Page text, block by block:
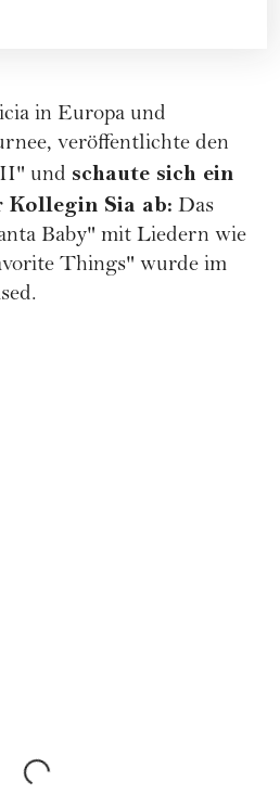
in Europa und
veröffentlichte den
und schaute sich ein
Sia ab: Das
Baby" mit Liedern wie
Things" wurde im